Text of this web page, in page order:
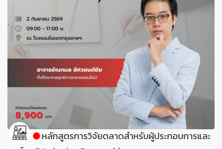
หลักสูตรการวิจัยตลาดสำหรับผู้ประกอบการและ